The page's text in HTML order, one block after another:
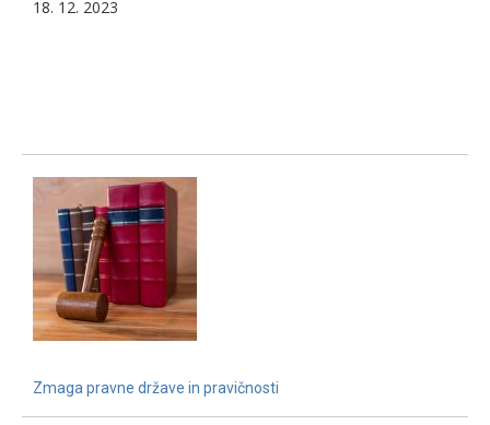
18. 12. 2023
Zmaga pravne države in pravičnosti